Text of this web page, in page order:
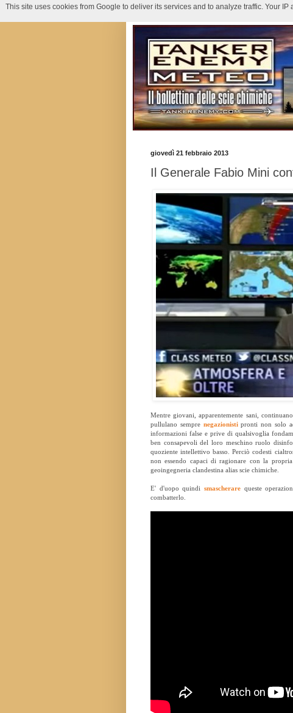
giovedì 21 febbraio 2013
Il Generale Fabio Mini
Mentre giovani, apparentemente sani,
pullulano sempre negazionistipronti non solo
informazioni false e prive di qualsivoglia
ben consapevoli del loro meschino ruolo
quoziente intellettivo basso. Perciò codesti
non essendo capaci di ragionare con la
geoingegneria clandestina alias scie chimiche.
E' d'uopo quindi smascherarequeste
combatterlo.
This site uses cookies from Google to deliver its services and to analyze traffic. Your